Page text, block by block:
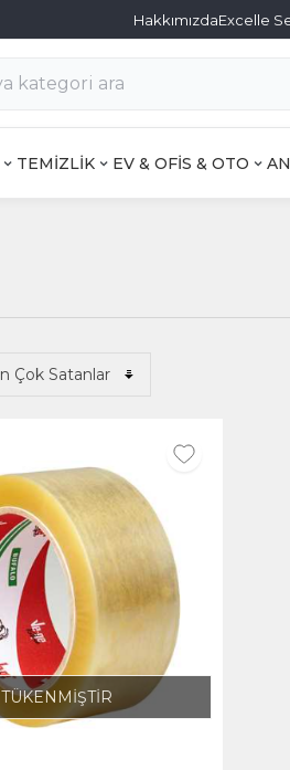
HakkımızdaExcelle
TEMİZLİK EV & OFİS & OTO
TÜKENMİŞTİR